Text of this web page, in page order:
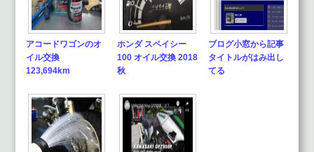
アコードワゴンのオ
イル交換
123,694km
ホンダ スペイシー
100 オイル交換 2018
秋
ブログ小窓から記事
タイトルがはみ出し
てる